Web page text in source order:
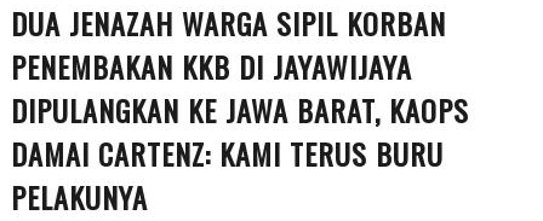
DUA JENAZAH WARGA SIPIL KORBAN
PENEMBAKAN KKB DI JAYAWIJAYA
DIPULANGKAN KE JAWA BARAT, KAOPS
DAMAI CARTENZ: KAMI TERUS BURU
PELAKUNYA